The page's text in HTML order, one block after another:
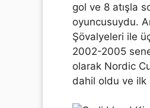
gol ve 8 atışla
oyuncusuydu.
Şövalyeleri ile
2002-2005
olarak Nordic
dahil oldu ve ilk